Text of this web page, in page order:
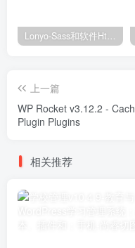
Lonyo-Sass和软件Html模板
上一篇
WP Rocket v3.12.2 -
Plugin Plugins
相关推荐